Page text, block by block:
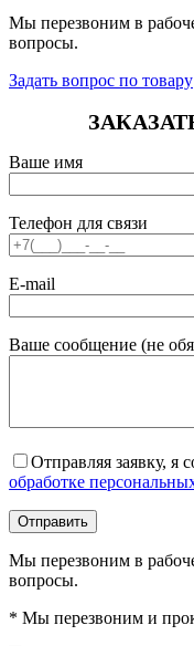
Мы перезвоним в
вопросы.
Задать вопрос по товару
Ваше имя
Телефон для связи
E-mail
Ваше сообщение (не
Отправляя заявку, я
обработке
Мы перезвоним в
вопросы.
* Мы перезвоним и